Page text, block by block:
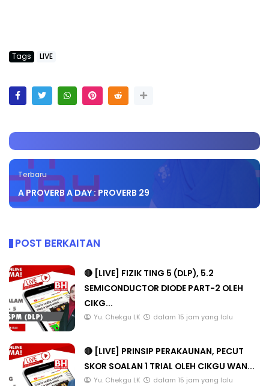
Tags LIVE
Terbaru
A PROVERB A DAY : PROVERB 29
POST BERKAITAN
🔴 [LIVE] FIZIK TING 5 (DLP), 5.2
SEMICONDUCTOR DIODE PART-2 OLEH
CIKG...
Yu. Chekgu LK dalam 15 jam yang lalu
🔴 [LIVE] PRINSIP PERAKAUNAN, PECUT
SKOR SOALAN 1 TRIAL OLEH CIKGU WAN...
Yu. Chekgu LK dalam 15 jam yang lalu